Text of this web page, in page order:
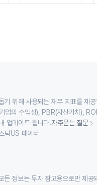
기 위해 사용되는 재무 지표를 제
업의 수익성), PBR(자산가치),
업데이트 됩니다.자주묻는 질문
탁US 데이터
든 정보는 투자 참고용으로만 제